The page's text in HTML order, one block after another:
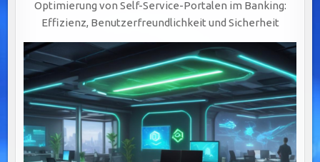
Optimierung von Self-Service-Portalen im Banking:
Effizienz, Benutzerfreundlichkeit und Sicherheit